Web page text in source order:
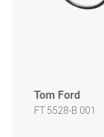
Tom Ford
FT 5528-B 001